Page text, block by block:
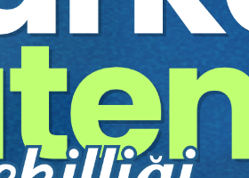
Tüketici Hukuku